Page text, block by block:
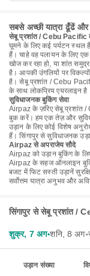
सबसे अच्छी यात्रा ढूँढें और
सेबू प्रशांत / Cebu Pacific
घूमने के लिए कई पर्यटन स्थल
हैं। चाहे वह पलायन के लिए एक
खोज कर रहा हो, या शांत
है। आपकी उंगलियों पर
है। सेबू प्रशांत / Cebu
के साथ लोकप्रिय एयरलाइन
सुविधाजनक बुकिंग सेवा
Airpaz के ज़रिए सेबू प्रशांत /
बुक करें। हम एक तेज़ और
उड़ान के लिए कोई विशेष
हैं। सिंगापुर से सुविधाजनक
Airpaz से अपराजेय सौदे
Airpaz को उड़ान बुकिंग के
Airpaz के सहज ऑनलाइन
बजट में फिट सस्ती उड़ानें
सर्वोत्तम यात्रा अनुभव और
सिंगापुर से सेबू प्रशांत /
शुक्र, 7 अग॰शनि, 8 अग॰
उड़ान संख्या